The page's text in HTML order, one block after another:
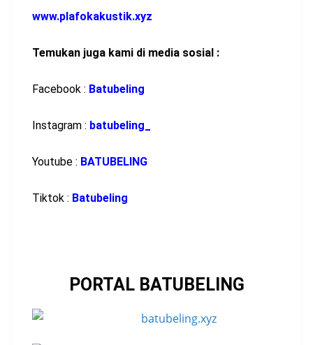
www.plafokakustik.xyz
Temukan juga kami di media sosial :
Facebook : Batubeling
Instagram : batubeling_
Youtube : BATUBELING
Tiktok : Batubeling
PORTAL BATUBELING